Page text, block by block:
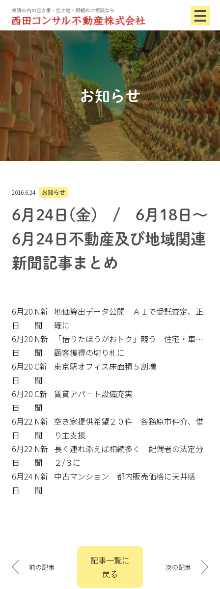
お知らせ
2016.6.24 お知らせ
6月24日(金) / 6月18日～
6月24日不動産及び地域関連
新聞記事まとめ
6月20
日
N新
聞
地価算出データ公開 ＡＩで受託査定、正
確に
6月20
日
N新
聞
「借りたほうがおトク」競う 住宅・車…
顧客獲得の切り札に
6月20
日
C新
聞
東京駅オフィス床面積５割増
6月20
日
C新
聞
賃貸アパート設備充実
6月22
日
N新
聞
空き家提供希望２０件 各務原市仲介、借
り主支援
6月22
日
N新
聞
長く連れ添えば相続多く 配偶者の法定分
２/３に
6月24
日
N新
聞
中古マンション 都内販売価格に天井感
稿
ナ
前の記事
記事一覧に
戻る
次の記事